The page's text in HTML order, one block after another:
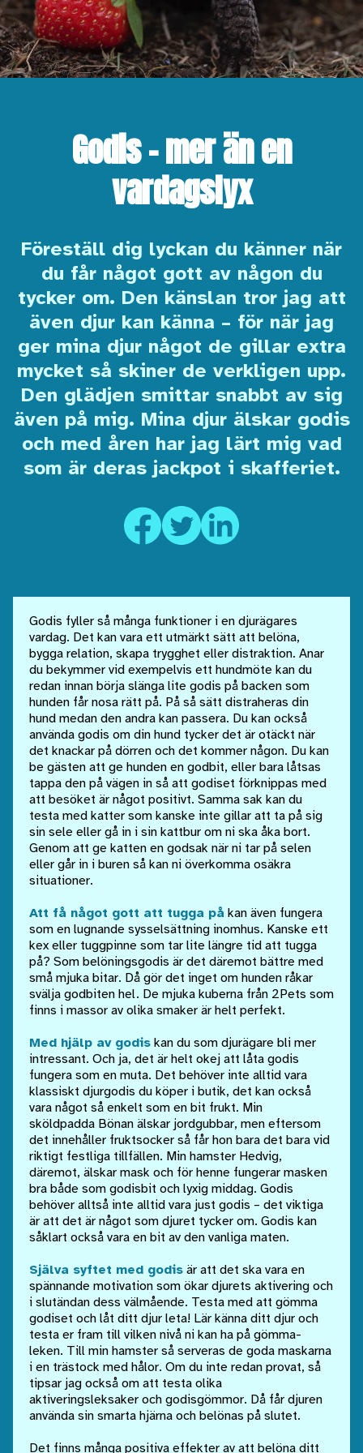
Godis – mer än en
vardagslyx
Föreställ dig lyckan du känner när
du får något gott av någon du
tycker om. Den känslan tror jag att
även djur kan känna – för när jag
ger mina djur något de gillar extra
mycket så skiner de verkligen upp.
Den glädjen smittar snabbt av sig
även på mig. Mina djur älskar godis
och med åren har jag lärt mig vad
som är deras jackpot i skafferiet.
Godis fyller så många funktioner i en djurägares
vardag. Det kan vara ett utmärkt sätt att belöna,
bygga relation, skapa trygghet eller distraktion. Anar
du bekymmer vid exempelvis ett hundmöte kan du
redan innan börja slänga lite godis på backen som
hunden får nosa rätt på. På så sätt distraheras din
hund medan den andra kan passera. Du kan också
använda godis om din hund tycker det är otäckt när
det knackar på dörren och det kommer någon. Du kan
be gästen att ge hunden en godbit, eller bara låtsas
tappa den på vägen in så att godiset förknippas med
att besöket är något positivt. Samma sak kan du
testa med katter som kanske inte gillar att ta på sig
sin sele eller gå in i sin kattbur om ni ska åka bort.
Genom att ge katten en godsak när ni tar på selen
eller går in i buren så kan ni överkomma osäkra
situationer.
Att få något gott att tugga på kan även fungera
som en lugnande sysselsättning inomhus. Kanske ett
kex eller tuggpinne som tar lite längre tid att tugga
på? Som belöningsgodis är det däremot bättre med
små mjuka bitar. Då gör det inget om hunden råkar
svälja godbiten hel. De mjuka kuberna från 2Pets som
finns i massor av olika smaker är helt perfekt.
Med hjälp av godis kan du som djurägare bli mer
intressant. Och ja, det är helt okej att låta godis
fungera som en muta. Det behöver inte alltid vara
klassiskt djurgodis du köper i butik, det kan också
vara något så enkelt som en bit frukt. Min
sköldpadda Bönan älskar jordgubbar, men eftersom
det innehåller fruktsocker så får hon bara det bara vid
riktigt festliga tillfällen. Min hamster Hedvig,
däremot, älskar mask och för henne fungerar masken
bra både som godisbit och lyxig middag. Godis
behöver alltså inte alltid vara just godis – det viktiga
är att det är något som djuret tycker om. Godis kan
såklart också vara en bit av den vanliga maten.
Själva syftet med godis är att det ska vara en
spännande motivation som ökar djurets aktivering och
i slutändan dess välmående. Testa med att gömma
godiset och låt ditt djur leta! Lär känna ditt djur och
testa er fram till vilken nivå ni kan ha på gömma-
leken. Till min hamster så serveras de goda maskarna
i en trästock med hålor. Om du inte redan provat, så
tipsar jag också om att testa olika
aktiveringsleksaker och godisgömmor. Då får djuren
använda sin smarta hjärna och belönas på slutet.
Det finns många positiva effekter av att belöna ditt